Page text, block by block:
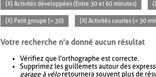
(X) Activités développées (Entre 30 et 60 minutes)
(X) Petit groupe (< 30) (X) Activités courtes (< 30
Votre recherche n'a donné aucun résultat
Vérifiez que l'orthographe est correcte.
Supprimez les guillemets autour des
garage à véloretournera souvent plus de